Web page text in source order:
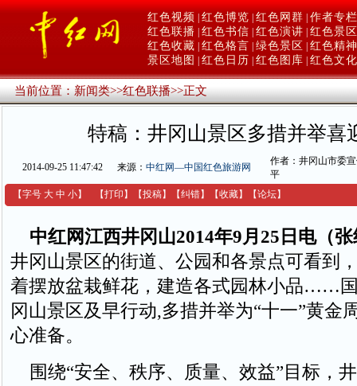
红色视频 红色博览 红色网群 作者专栏
红色联播 红色书信 红色演讲 红色景区
红色收藏 红色格言 绿色景区
红色精神
景区地图
红色日历 红色图库 红色文化
当前位置：新闻类>>红色联播>>正文
特稿：井冈山景区多措并举喜
2014-09-25 11:47:42 来源： 中红网—中国红色旅游网
作者：井冈山市委
平
【字号 大 中 小】 【打印 】 【投稿】 【纠错】 【收藏】 【论坛】
中红网江西井冈山2014年9月25日电（
井冈山景区的街道、公园和各景点可看到
着摆放盆栽鲜花，建造各式园林小品……
冈山景区及早行动,多措并举为“十一”黄金
心准备。
围绕“安全、秩序、质量、效益”目标，